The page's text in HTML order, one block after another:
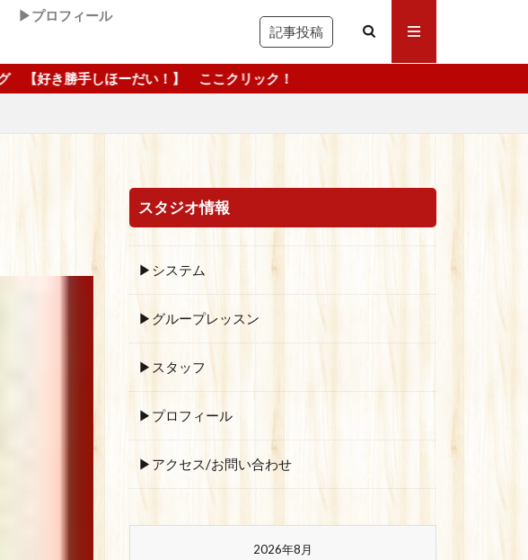
▶プロフィール
記事投稿
い！】 ここクリック！
スタジオ情報
▶システム
▶グループレッスン
▶スタッフ
▶プロフィール
▶アクセス/お問い合わせ
2026年8月